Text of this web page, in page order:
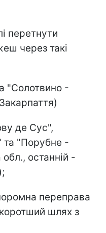
перетнути
через такі
"Солотвино -
де Сус",
та "Порубне -
останній -
переправа
шлях з